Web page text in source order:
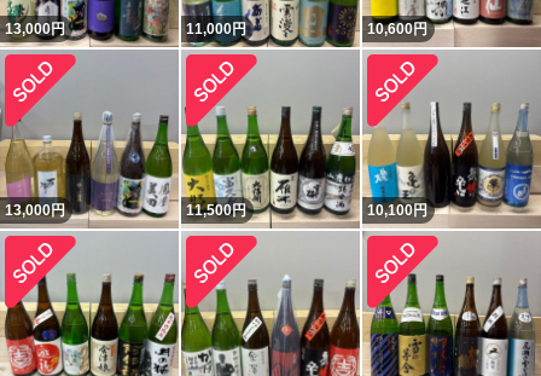
13,000円 11,000円 10,600円
13,000円 11,500円 10,100円